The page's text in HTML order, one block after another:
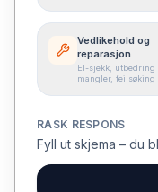
Vedlikehold og
reparasjon
El-sjekk, utbedring
mangler, feilsøking
RASK RESPONS
Fyll ut skjema – du